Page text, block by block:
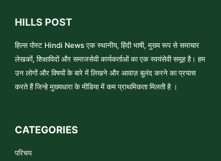
HILLS POST
हिल्स पोस्ट Hindi News एक स्थानीय, हिंदी भाषी, मुख्य रूप से समाचार
लेखकों, शिक्षाविदों और समाजसेवी कार्यकर्ताओं का एक स्वयंसेवी समूह है। हम
उन लोगों और विषयों के बारे में लिखने और आवाज़ बुलंद करने का प्रयास
करते हैं जिन्हे मुख्यधारा के मीडिया में कम प्राथमिकता मिलती है ।
CATEGORIES
परिचय